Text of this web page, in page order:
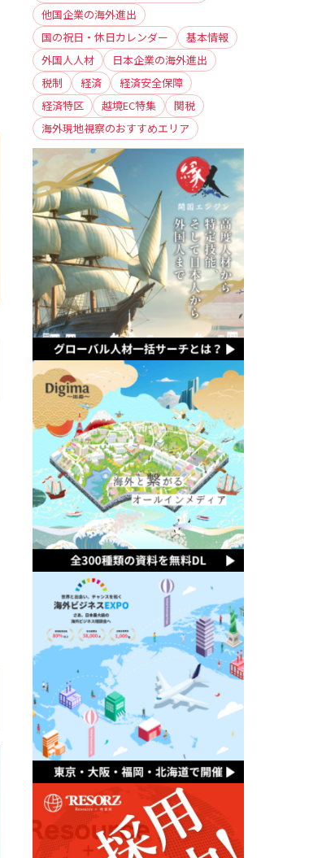
他国企業の海外進出
国の祝日・休日カレンダー
基本情報
外国人人材
日本企業の海外進出
税制
経済
経済安全保障
経済特区
越境EC特集
関税
海外現地視察のおすすめエリア